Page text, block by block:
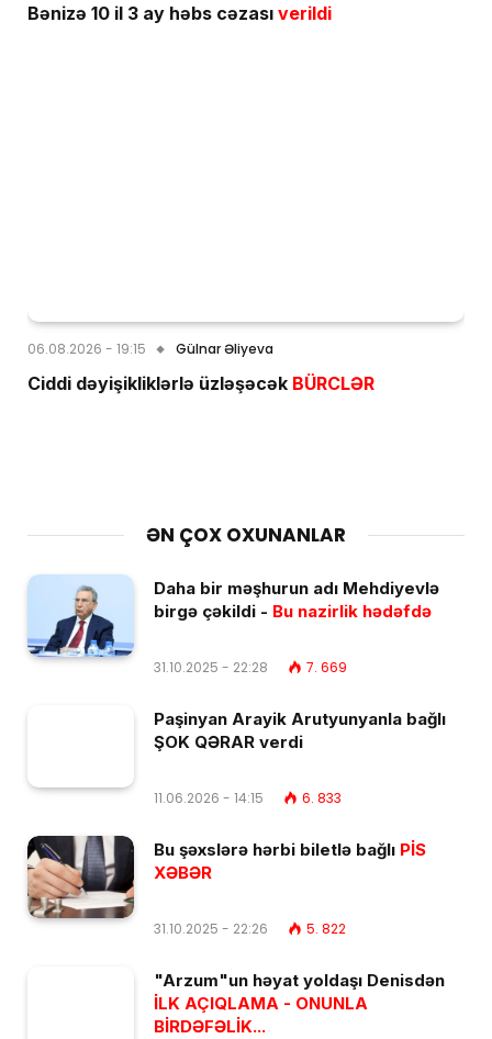
Bənizə 10 il 3 ay həbs cəzası verildi
06.08.2026 - 19:15 Gülnar Əliyeva
Ciddi dəyişikliklərlə üzləşəcək BÜRCLƏR
ƏN ÇOX OXUNANLAR
Daha bir məşhurun adı Mehdiyevlə
birgə çəkildi - Bu nazirlik hədəfdə
31.10.2025 - 22:28 7. 669
Paşinyan Arayik Arutyunyanla bağlı
ŞOK QƏRAR verdi
11.06.2026 - 14:15 6. 833
Bu şəxslərə hərbi biletlə bağlı PİS
XƏBƏR
31.10.2025 - 22:26 5. 822
"Arzum"un həyat yoldaşı Denisdən
İLK AÇIQLAMA - ONUNLA
BİRDƏFƏLİK...